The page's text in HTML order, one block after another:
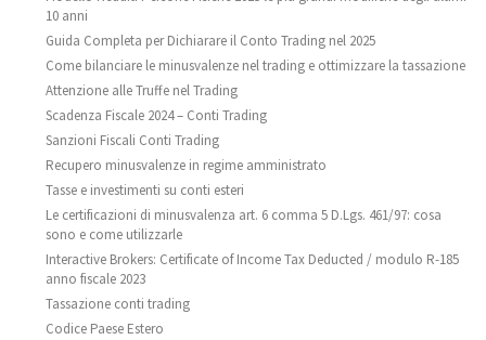
10 anni
Guida Completa per Dichiarare il Conto Trading nel 2025
Come bilanciare le minusvalenze nel trading e ottimizzare la tassazione
Attenzione alle Truffe nel Trading
Scadenza Fiscale 2024 – Conti Trading
Sanzioni Fiscali Conti Trading
Recupero minusvalenze in regime amministrato
Tasse e investimenti su conti esteri
Le certificazioni di minusvalenza art. 6 comma 5 D.Lgs. 461/97: cosa
sono e come utilizzarle
Interactive Brokers: Certificate of Income Tax Deducted / modulo R-185
anno fiscale 2023
Tassazione conti trading
Codice Paese Estero